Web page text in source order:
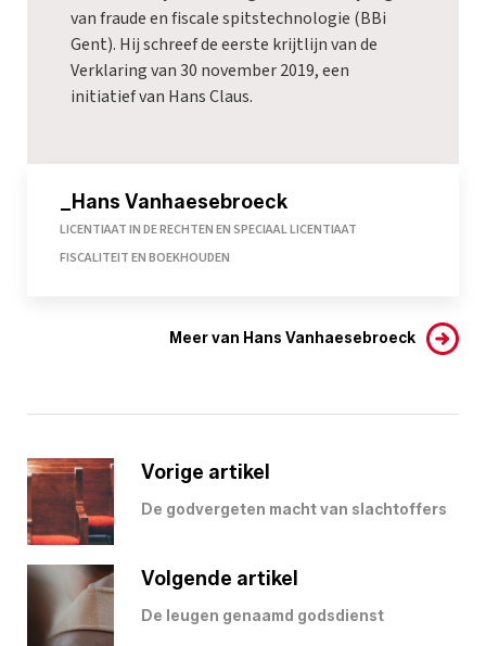
van fraude en fiscale spitstechnologie (BBi
Gent). Hij schreef de eerste krijtlijn van de
Verklaring van 30 november 2019, een
initiatief van Hans Claus.
_Hans Vanhaesebroeck
LICENTIAAT IN DE RECHTEN EN SPECIAAL LICENTIAAT
FISCALITEIT EN BOEKHOUDEN
Meer van Hans Vanhaesebroeck
Vorige artikel
De godvergeten macht van slachtoffers
Volgende artikel
De leugen genaamd godsdienst